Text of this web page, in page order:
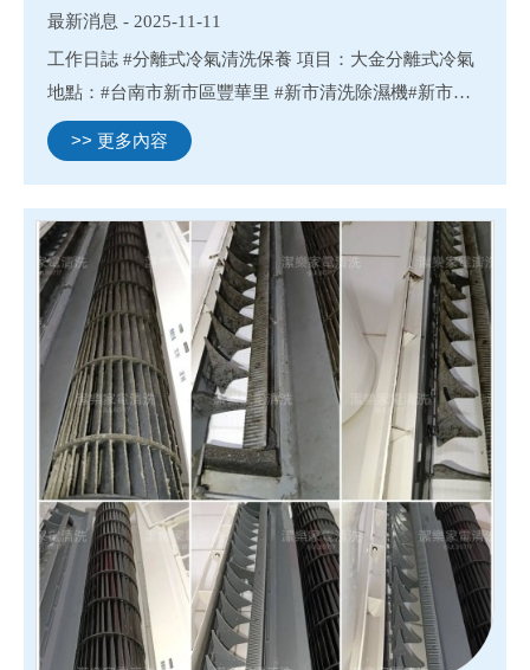
最新消息 - 2025-11-11
工作日誌 #分離式冷氣清洗保養 項目：大金分離式冷氣
地點：#台南市新市區豐華里 #新市清洗除濕機#新市清
洗冷氣#新市清洗洗衣機#新市清洗滾筒洗衣機 #台南除
濕機清洗#台南冷氣清洗#台南洗衣機清洗#台南清洗滾
>> 更多內容